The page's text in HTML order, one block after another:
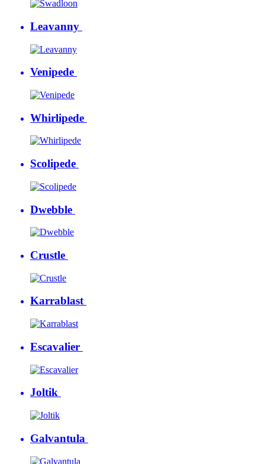
Leavanny
Venipede
Whirlipede
Scolipede
Dwebble
Crustle
Karrablast
Escavalier
Joltik
Galvantula